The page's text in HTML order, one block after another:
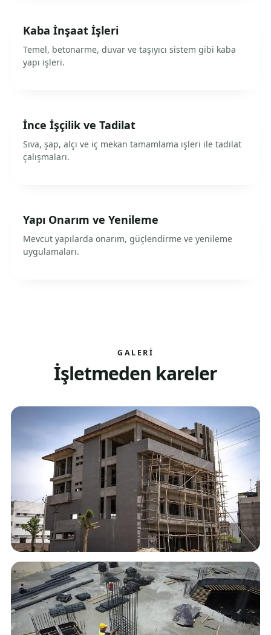
Kaba İnşaat İşleri
Temel, betonarme, duvar ve taşıyıcı sistem gibi kaba
yapı işleri.
İnce İşçilik ve Tadilat
Sıva, şap, alçı ve iç mekan tamamlama işleri ile tadilat
çalışmaları.
Yapı Onarım ve Yenileme
Mevcut yapılarda onarım, güçlendirme ve yenileme
uygulamaları.
GALERI
İşletmeden kareler